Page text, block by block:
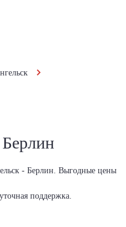
- Берлин. Выгодные цены
поддержка.